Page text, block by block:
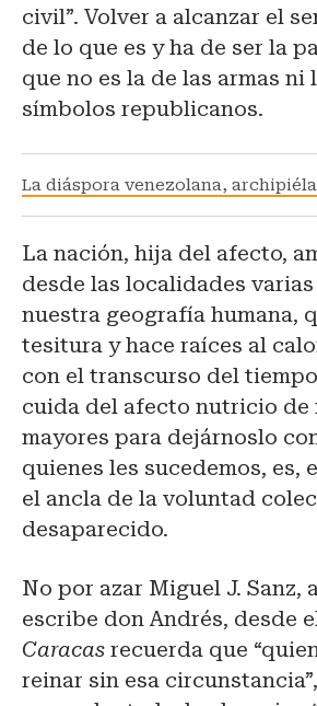
civil”. Volver a alcanzar el
de lo que es y ha de ser la
que no es la de las armas ni
símbolos republicanos.
La diáspora venezolana,
La nación, hija del afecto,
desde las localidades
nuestra geografía humana,
tesitura y hace raíces al
con el transcurso del
cuida del afecto nutricio de
mayores para dejárnoslo
quienes les sucedemos, es,
el ancla de la voluntad
desaparecido.
No por azar Miguel J. Sanz,
escribe don Andrés, desde
Caracas recuerda que
reinar sin esa